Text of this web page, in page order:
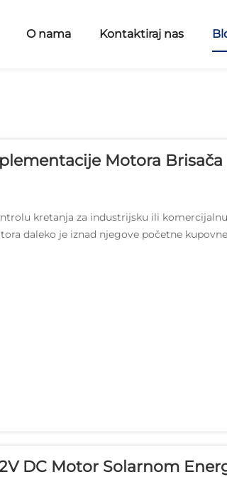
O nama Kontaktiraj nas
Motora Brisača
kretanja za industrijsku ili
daleko je iznad njegove početne
korišten motora...
DC Motor Solarnom